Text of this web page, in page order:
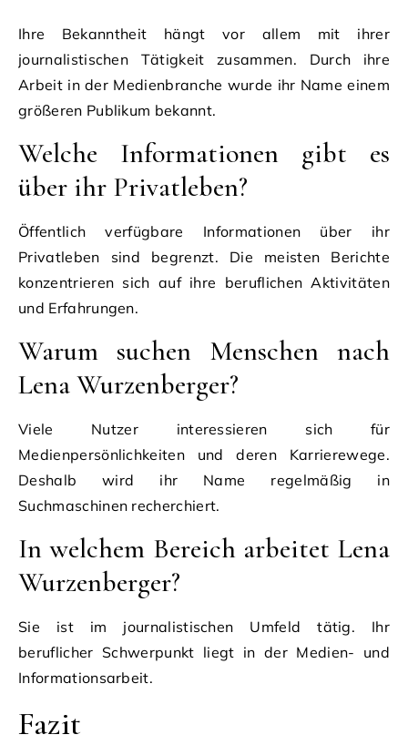
Ihre Bekanntheit hängt vor allem mit ihrer
journalistischen Tätigkeit zusammen. Durch ihre
Arbeit in der Medienbranche wurde ihr Name einem
größeren Publikum bekannt.
Welche Informationen gibt es
über ihr Privatleben?
Öffentlich verfügbare Informationen über ihr
Privatleben sind begrenzt. Die meisten Berichte
konzentrieren sich auf ihre beruflichen Aktivitäten
und Erfahrungen.
Warum suchen Menschen nach
Lena Wurzenberger?
Viele Nutzer interessieren sich für
Medienpersönlichkeiten und deren Karrierewege.
Deshalb wird ihr Name regelmäßig in
Suchmaschinen recherchiert.
In welchem Bereich arbeitet Lena
Wurzenberger?
Sie ist im journalistischen Umfeld tätig. Ihr
beruflicher Schwerpunkt liegt in der Medien- und
Informationsarbeit.
Fazit